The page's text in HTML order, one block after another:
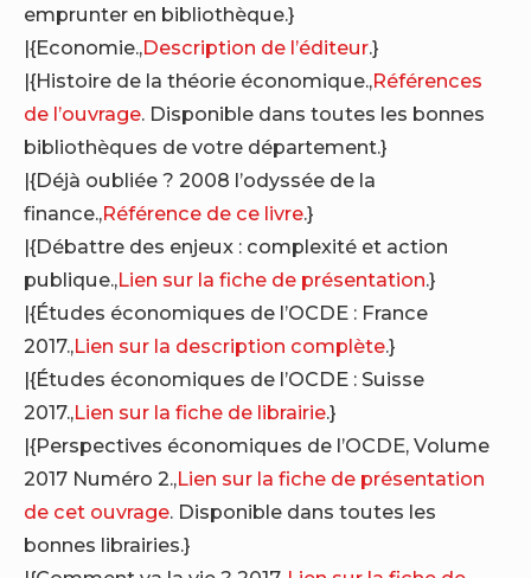
emprunter en bibliothèque.}
|{Economie.,Description de l’éditeur.}
|{Histoire de la théorie économique.,Références
de l’ouvrage. Disponible dans toutes les bonnes
bibliothèques de votre département.}
|{Déjà oubliée ? 2008 l’odyssée de la
finance.,Référence de ce livre.}
|{Débattre des enjeux : complexité et action
publique.,Lien sur la fiche de présentation.}
|{Études économiques de l’OCDE : France
2017.,Lien sur la description complète.}
|{Études économiques de l’OCDE : Suisse
2017.,Lien sur la fiche de librairie.}
|{Perspectives économiques de l’OCDE, Volume
2017 Numéro 2.,Lien sur la fiche de présentation
de cet ouvrage. Disponible dans toutes les
bonnes librairies.}